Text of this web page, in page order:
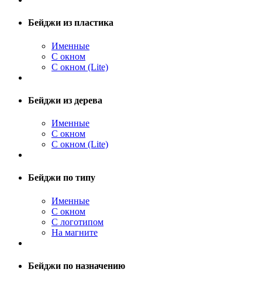
Бейджи из пластика
Именные
С окном
С окном (Lite)
Бейджи из дерева
Именные
С окном
С окном (Lite)
Бейджи по типу
Именные
С окном
С логотипом
На магните
Бейджи по назначению